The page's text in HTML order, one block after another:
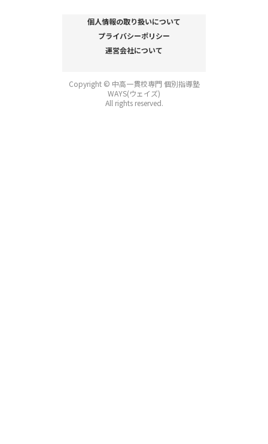
個人情報の取り扱いについて
プライバシーポリシー
運営会社について
Copyright © 中高一貫校専門 個別指導塾
WAYS(ウェイズ)
All rights reserved.